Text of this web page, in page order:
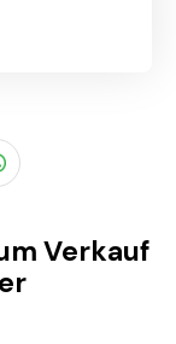
Verkauf